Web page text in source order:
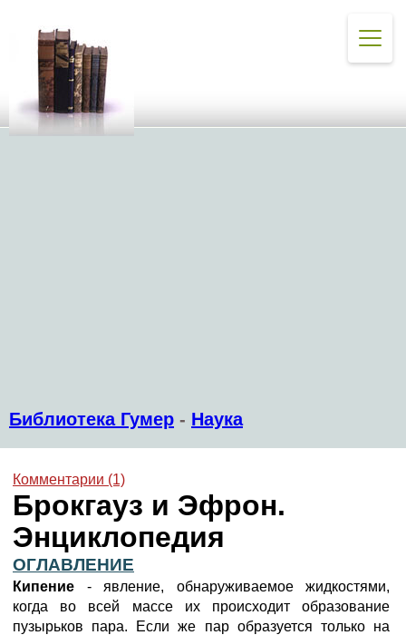
Библиотека Гумер - Наука
Комментарии (1)
Брокгауз и Эфрон.
Энциклопедия
ОГЛАВЛЕНИЕ
Кипение - явление, обнаруживаемое жидкостями,
когда во всей массе их происходит образование
пузырьков пара. Если же пар образуется только на